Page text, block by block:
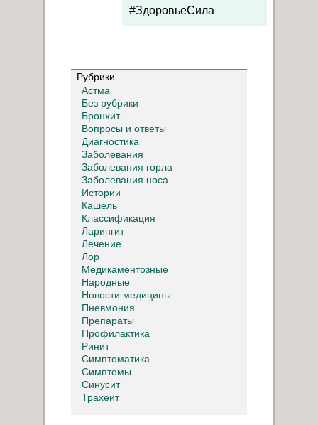
#ЗдоровьеСила
Рубрики
Астма
Без рубрики
Бронхит
Вопросы и ответы
Диагностика
Заболевания
Заболевания горла
Заболевания носа
Истории
Кашель
Классификация
Ларингит
Лечение
Лор
Медикаментозные
Народные
Новости медицины
Пневмония
Препараты
Профилактика
Ринит
Симптоматика
Симптомы
Синусит
Трахеит